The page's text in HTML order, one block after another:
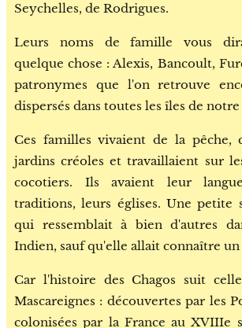
Seychelles, de Rodrigues.
Leurs noms de famille vous
quelque chose : Alexis, Bancoult,
patronymes que l'on retrouve
dispersés dans toutes les îles de
Ces familles vivaient de la pêche,
jardins créoles et travaillaient sur
cocotiers. Ils avaient leur
traditions, leurs églises. Une petite
qui ressemblait à bien d'autres
Indien, sauf qu'elle allait connaître
Car l'histoire des Chagos suit
Mascareignes : découvertes par les
colonisées par la France au XVIIIe